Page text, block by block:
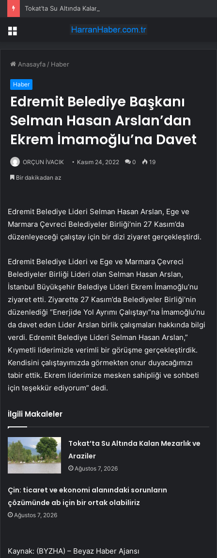
Tokat’ta Su Altında Kalan Mezarlık ve Araziler
Menü
Anasayfa / Haber
Haber
Edremit Belediye Başkanı
Selman Hasan Arslan’dan
Ekrem İmamoğlu’na Davet
ORÇUN İVACIK Kasım 24, 2022 0 19
Bir dakikadan az
Edremit Belediye Lideri Selman Hasan Arslan, Ege ve
Marmara Çevreci Belediyeler Birliği’nin 27 Kasım’da
düzenleyeceği çalıştay için bir dizi ziyaret gerçekleştirdi.
Edremit Belediye Lideri ve Ege ve Marmara Çevreci
Belediyeler Birliği Lideri olan Selman Hasan Arslan,
İstanbul Büyükşehir Belediye Lideri Ekrem İmamoğlu’nu
ziyaret etti. Ziyarette 27 Kasım’da Belediyeler Birliği’nin
düzenlediği “Enerjide Yol Ayrımı Çalıştayı”na İmamoğlu’nu
da davet eden Lider Arslan birlik çalışmaları hakkında bilgi
verdi. Edremit Belediye Lideri Selman Hasan Arslan,”
Kıymetli liderimizle verimli bir görüşme gerçekleştirdik.
Kendisini çalıştayımızda görmekten onur duyacağımızı
tabir ettik. Ekrem liderimize mesken sahipliği ve sohbeti
için teşekkür ediyorum” dedi.
İlgili Makaleler
Tokat’ta Su Altında Kalan Mezarlık ve
Araziler
Ağustos 7, 2026
Çin: ticaret ve ekonomi alanındaki sorunların
çözümünde ab için bir ortak olabiliriz
Ağustos 7, 2026
Kaynak: (BYZHA) – Beyaz Haber Ajansı